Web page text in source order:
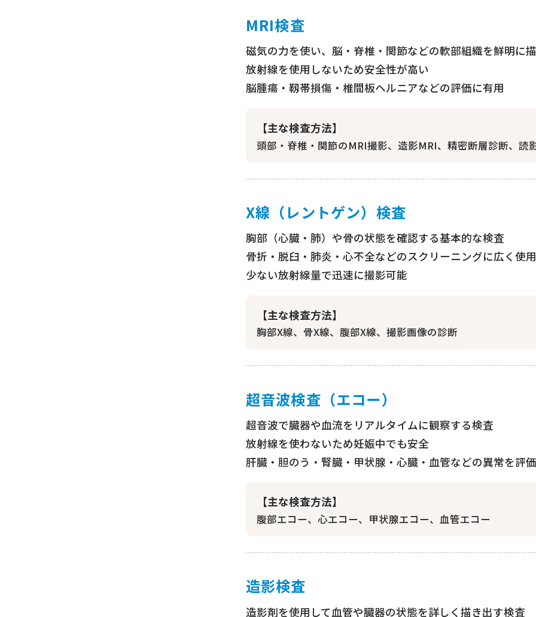
MRI検査
磁気の力を使い、脳・脊椎・関節などの軟部組織を鮮明に
放射線を使用しないため安全性が高い
脳腫瘍・靱帯損傷・椎間板ヘルニアなどの評価に有用
【主な検査方法】
頭部・脊椎・関節のMRI撮影、造影MRI、精密断層診断、読
X線（レントゲン）検査
胸部（心臓・肺）や骨の状態を確認する基本的な検査
骨折・脱臼・肺炎・心不全などのスクリーニングに広く使用
少ない放射線量で迅速に撮影可能
【主な検査方法】
胸部X線、骨X線、腹部X線、撮影画像の診断
超音波検査（エコー）
超音波で臓器や血流をリアルタイムに観察する検査
放射線を使わないため妊娠中でも安全
肝臓・胆のう・腎臓・甲状腺・心臓・血管などの異常を評価
【主な検査方法】
腹部エコー、心エコー、甲状腺エコー、血管エコー
造影検査
造影剤を使用して血管や臓器の状態を詳しく描き出す検査